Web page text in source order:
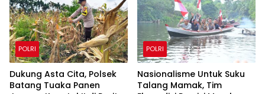
POLRI
Dukung Asta Cita, Polsek
Batang Tuaka Panen
POLRI
Nasionalisme Untuk Suku
Talang Mamak, Tim